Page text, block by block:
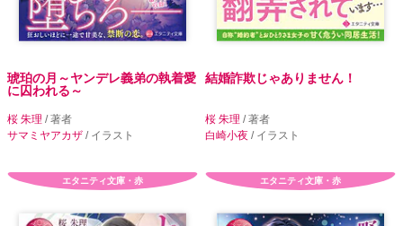
琥珀の月～ヤンデレ義弟の執着愛
に囚われる～
桜 朱理 / 著者
サマミヤアカザ / イラスト
結婚詐欺じゃありません！
桜 朱理 / 著者
白崎小夜 / イラスト
エタニティ文庫・赤 エタニティ文庫・赤